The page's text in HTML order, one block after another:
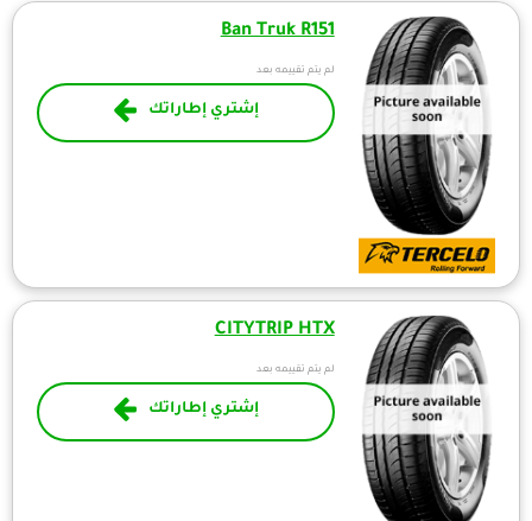
Ban Truk R151
لم يتم تقييمه بعد
إشتري إطاراتك
CITYTRIP HTX
لم يتم تقييمه بعد
إشتري إطاراتك